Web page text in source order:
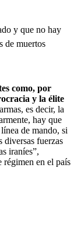
y que no hay
de muertos
como, por
y la élite
es decir, la
hay que
de mando, si
diversas fuerzas
iraníes”,
régimen en el país